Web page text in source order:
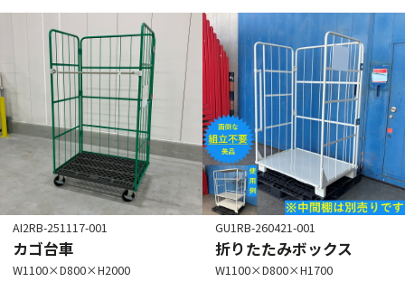
AI2RB-251117-001
カゴ台車
W1100×D800×H2000
GU1RB-260421-001
折りたたみボックス
W1100×D800×H1700